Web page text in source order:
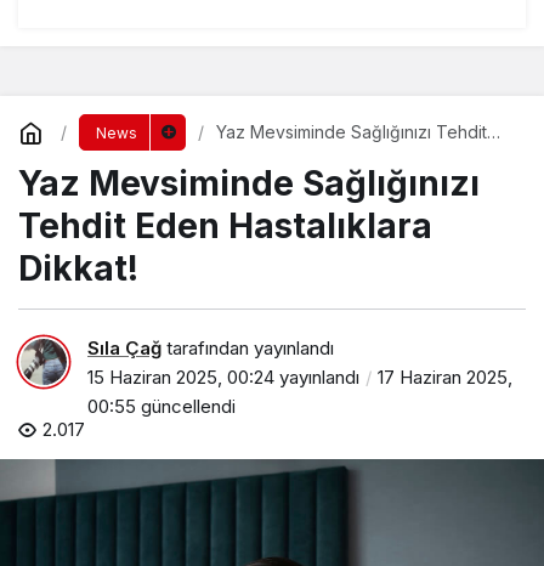
News
Yaz Mevsiminde Sağlığınızı Tehdit
Yaz Mevsiminde Sağlığınızı
Tehdit Eden Hastalıklara
Dikkat!
Sıla Çağ tarafından yayınlandı
15 Haziran 2025, 00:24 yayınlandı
17 Haziran 2025,
00:55 güncellendi
2.017